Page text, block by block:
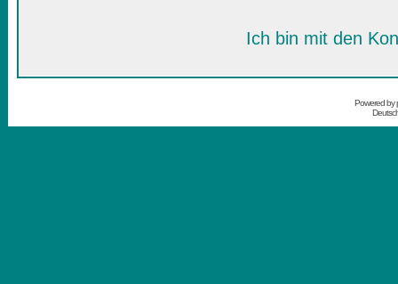
Ich bin mit den
Powered by